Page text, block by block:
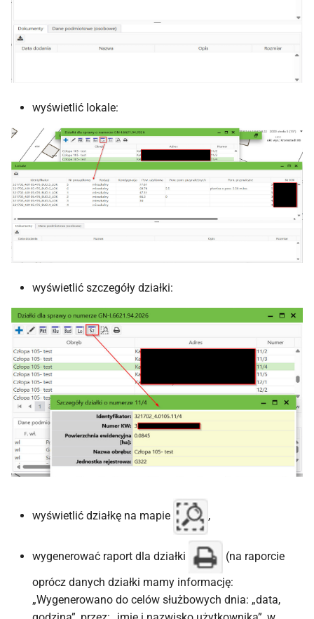
wyświetlić lokale:
wyświetlić szczegóły działki:
wyświetlić działkę na mapie ,
wygenerować raport dla działki
(na raporcie
oprócz danych działki mamy informację:
„Wygenerowano do celów służbowych dnia: „data,